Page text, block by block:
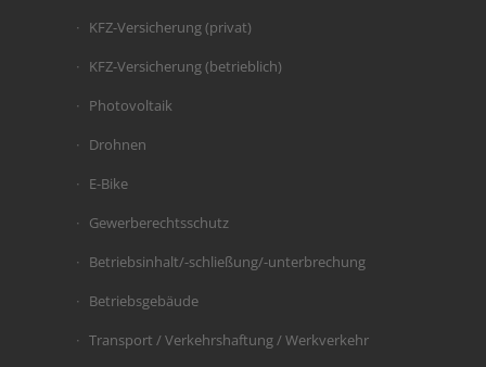
KFZ-Versicherung (privat)
KFZ-Versicherung (betrieblich)
Photovoltaik
Drohnen
E-Bike
Gewerberechtsschutz
Betriebsinhalt/-schließung/-unterbrechung
Betriebsgebäude
Transport / Verkehrshaftung / Werkverkehr